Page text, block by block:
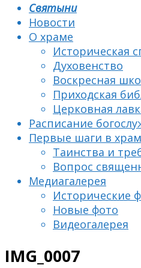
Святыни
Новости
О храме
Историческая
Духовенство
Воскресная
Приходская
Церковная
Расписание
Первые шаги в
Таинства и
Вопрос
Медиагалерея
Исторические
Новые фото
Видеогалерея
IMG_0007